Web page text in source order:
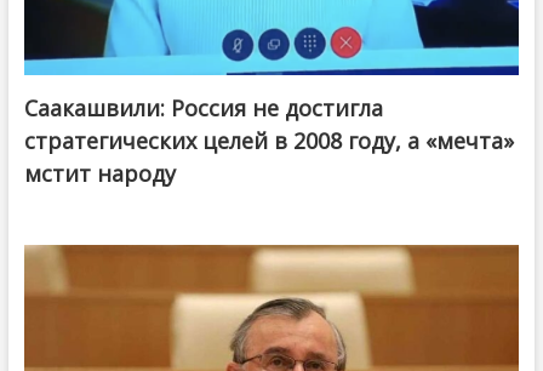
Саакашвили: Россия не достигла
стратегических целей в 2008 году, а «мечта»
мстит народу